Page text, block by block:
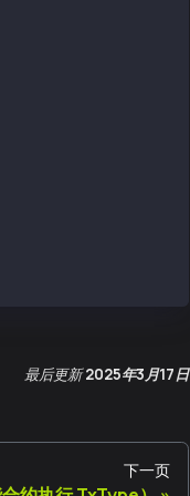
最后更新 2025年3月17日
下一页